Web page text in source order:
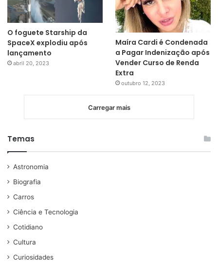
O foguete Starship da
SpaceX explodiu após
lançamento
abril 20, 2023
Maíra Cardi é Condenada
a Pagar Indenização após
Vender Curso de Renda
Extra
outubro 12, 2023
Carregar mais
Temas
Astronomia
Biografia
Carros
Ciência e Tecnologia
Cotidiano
Cultura
Curiosidades